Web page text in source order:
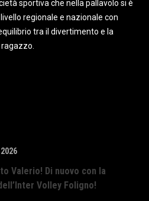
sportiva che nella pallavolo si è
regionale e nazionale con
tra il divertimento e la
Valerio! Di nuovo con la
Volley Foligno!